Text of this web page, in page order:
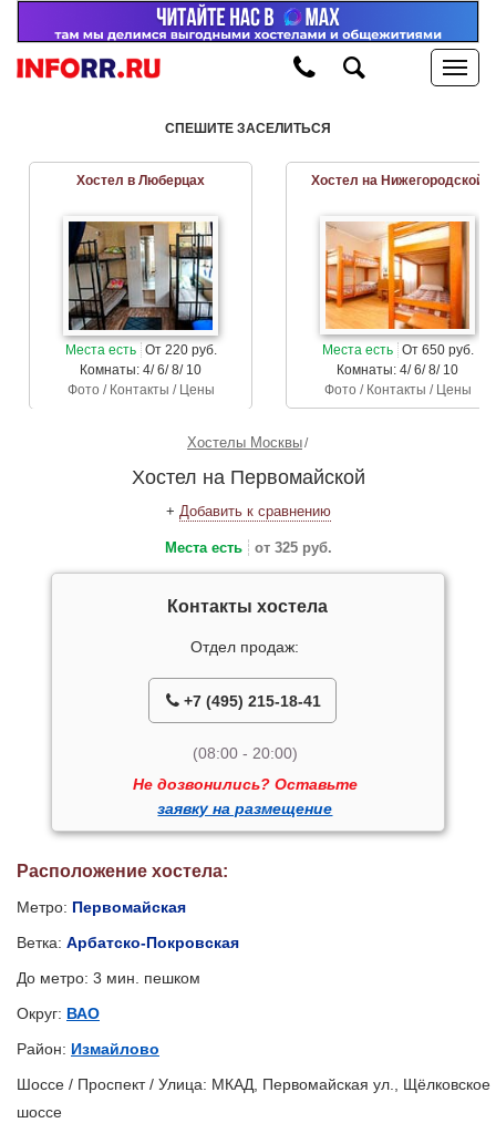
СПЕШИТЕ ЗАСЕЛИТЬСЯ
Хостел в Люберцах
Места есть От 220 руб.
Комнаты: 4/ 6/ 8/ 10
Фото / Контакты / Цены
Хостел на Нижегородской
Места есть От 650 руб.
Комнаты: 4/ 6/ 8/ 10
Фото / Контакты / Цены
Хостелы Москвы
Хостел на Первомайской
+ Добавить к сравнению
Места есть от 325 руб.
Контакты хостела
Отдел продаж:
+7 (495) 215-18-41
(08:00 - 20:00)
Не дозвонились? Оставьте
заявку на размещение
Расположение хостела:
Метро: Первомайская
Ветка: Арбатско-Покровская
До метро: 3 мин. пешком
Округ: ВАО
Район: Измайлово
Шоссе / Проспект / Улица: МКАД, Первомайская ул., Щёлковское
шоссе